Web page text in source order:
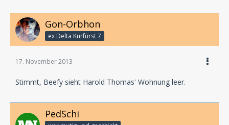
Gon-Orbhon
ex Delta Kurfürst 7
17. November 2013
Stimmt, Beefy sieht Harold Thomas' Wohnung leer.
PedSchi